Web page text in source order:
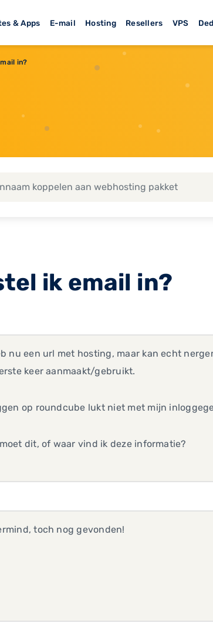
& Apps E-mail Hosting Resellers VPS
in?
ik email in?
nu een url met hosting, maar kan echt
keer aanmaakt/gebruikt.
op roundcube lukt niet met mijn
dit, of waar vind ik deze informatie?
toch nog gevonden!